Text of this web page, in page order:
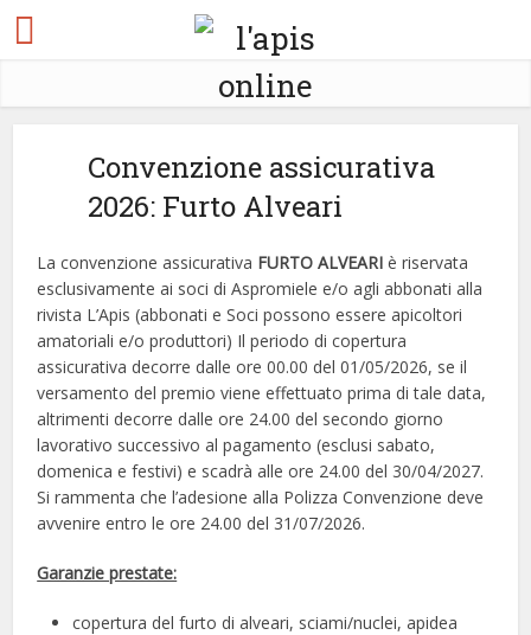
Convenzione assicurativa
2026: Furto Alveari
La convenzione assicurativa FURTO ALVEARI è riservata
esclusivamente ai soci di Aspromiele e/o agli abbonati alla
rivista L’Apis (abbonati e Soci possono essere apicoltori
amatoriali e/o produttori) Il periodo di copertura
assicurativa decorre dalle ore 00.00 del 01/05/2026, se il
versamento del premio viene effettuato prima di tale data,
altrimenti decorre dalle ore 24.00 del secondo giorno
lavorativo successivo al pagamento (esclusi sabato,
domenica e festivi) e scadrà alle ore 24.00 del 30/04/2027.
Si rammenta che l’adesione alla Polizza Convenzione deve
avvenire entro le ore 24.00 del 31/07/2026.
Garanzie prestate:
copertura del furto di alveari, sciami/nuclei, apidea